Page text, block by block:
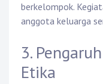
berkelompok.
anggota keluarga
3.
Etika